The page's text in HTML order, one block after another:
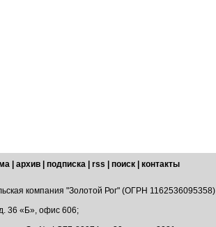
архив подписка rss поиск
контакты
компания "Золотой Рог" (ОГРН 1162536095358)
36 «Б», офис 606;